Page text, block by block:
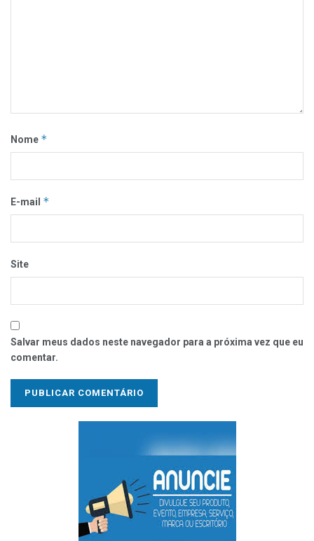
Nome *
E-mail *
Site
Salvar meus dados neste navegador para a próxima vez que eu
comentar.